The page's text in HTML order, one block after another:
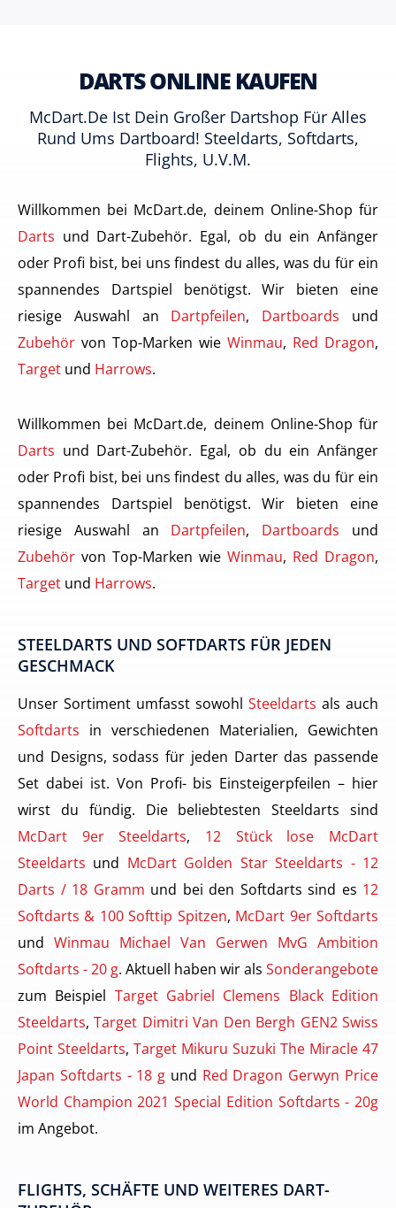
DARTS ONLINE KAUFEN
McDart.de Ist Dein Großer Dartshop Für Alles
Rund Ums Dartboard! Steeldarts, Softdarts,
Flights, U.v.m.
Willkommen bei McDart.de, deinem Online-Shop für
Darts und Dart-Zubehör. Egal, ob du ein Anfänger
oder Profi bist, bei uns findest du alles, was du für ein
spannendes Dartspiel benötigst. Wir bieten eine
riesige Auswahl an Dartpfeilen, Dartboards und
Zubehör von Top-Marken wie Winmau, Red Dragon,
Target und Harrows.
Willkommen bei McDart.de, deinem Online-Shop für
Darts und Dart-Zubehör. Egal, ob du ein Anfänger
oder Profi bist, bei uns findest du alles, was du für ein
spannendes Dartspiel benötigst. Wir bieten eine
riesige Auswahl an Dartpfeilen, Dartboards und
Zubehör von Top-Marken wie Winmau, Red Dragon,
Target und Harrows.
STEELDARTS UND SOFTDARTS FÜR JEDEN
GESCHMACK
Unser Sortiment umfasst sowohl Steeldarts als auch
Softdarts in verschiedenen Materialien, Gewichten
und Designs, sodass für jeden Darter das passende
Set dabei ist. Von Profi- bis Einsteigerpfeilen – hier
wirst du fündig. Die beliebtesten Steeldarts sind
McDart 9er Steeldarts, 12 Stück lose McDart
Steeldarts und McDart Golden Star Steeldarts - 12
Darts / 18 Gramm und bei den Softdarts sind es 12
Softdarts & 100 Softtip Spitzen, McDart 9er Softdarts
und Winmau Michael Van Gerwen MvG Ambition
Softdarts - 20 g. Aktuell haben wir als Sonderangebote
zum Beispiel Target Gabriel Clemens Black Edition
Steeldarts,Target Dimitri Van Den Bergh GEN2 Swiss
Point Steeldarts, Target Mikuru Suzuki The Miracle 47
Japan Softdarts - 18 g und Red Dragon Gerwyn Price
World Champion 2021 Special Edition Softdarts - 20g
im Angebot.
FLIGHTS, SCHÄFTE UND WEITERES DART-